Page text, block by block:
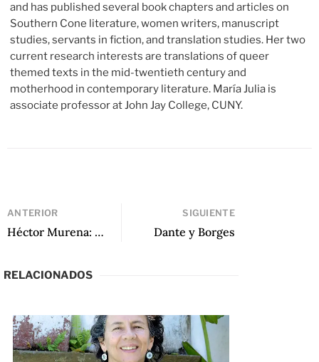
and has published several book chapters and articles on
Southern Cone literature, women writers, manuscript
studies, servants in fiction, and translation studies. Her two
current research interests are translations of queer
themed texts in the mid-twentieth century and
motherhood in contemporary literature. María Julia is
associate professor at John Jay College, CUNY.
ANTERIOR
Héctor Murena: entre la superficie y lo insondable
SIGUIENTE
Dante y Borges
RELACIONADOS